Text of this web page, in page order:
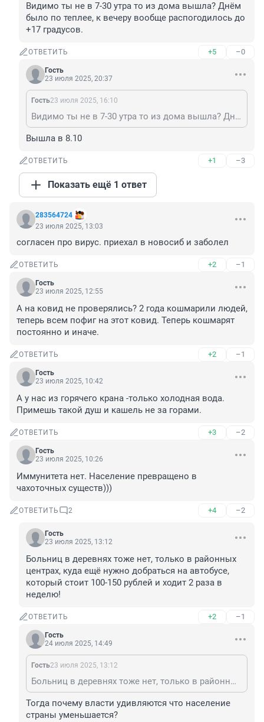
Видимо ты не в 7-30 утра то из дома вышла? Днём
было по теплее, к вечеру вообще распогодилось до
+17 градусов.
ОТВЕТИТЬ +5 –0
Гость
23 июля 2025, 20:37
Гость23 июля 2025, 16:10
Видимо ты не в 7-30 утра то из дома вышла? Днём было по теплее, к вечеру вообще распогодилось до +17 градусов.
Вышла в 8.10
ОТВЕТИТЬ +1 –3
Показать ещё 1 ответ
283564724
23 июля 2025, 13:03
согласен про вирус. приехал в новосиб и заболел
ОТВЕТИТЬ +2 –1
Гость
23 июля 2025, 12:55
А на ковид не проверялись? 2 года кошмарили людей,
теперь всем пофиг на этот ковид. Теперь кошмарят
постоянно и иначе.
ОТВЕТИТЬ +2 –1
Гость
23 июля 2025, 10:42
А у нас из горячего крана -только холодная вода.
Примешь такой душ и кашель не за горами.
ОТВЕТИТЬ +3 –2
Гость
23 июля 2025, 10:26
Иммунитета нет. Население превращено в
чахоточных существ)))
ОТВЕТИТЬ 2 +4 –2
Гость
23 июля 2025, 13:12
Больниц в деревнях тоже нет, только в районных
центрах, куда ещё нужно добраться на автобусе,
который стоит 100-150 рублей и ходит 2 раза в
неделю!
ОТВЕТИТЬ +2 –1
Гость
24 июля 2025, 14:49
Гость23 июля 2025, 13:12
Больниц в деревнях тоже нет, только в районных центрах, куда ещё нужно добраться на автобусе, который стоит 100-150 рублей и ходит 2 раза в неделю!
Тогда почему власти удивляются что население
страны уменьшается?